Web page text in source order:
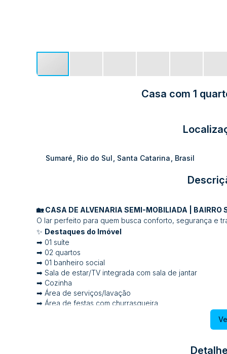
Casa com 1
Sumaré Rio do Sul Santa Catarina Brasil
🏡 CASA DE ALVENARIA SEMI-MOBILIADA | BAIRRO
O lar perfeito para quem busca conforto, segurança e
✨ Destaques do Imóvel
➡ 01 suíte
➡ 02 quartos
➡ 01 banheiro social
➡ Sala de estar/TV integrada com sala de jantar
➡ Cozinha
➡ Área de serviços/lavação
➡ Área de festas com churrasqueira